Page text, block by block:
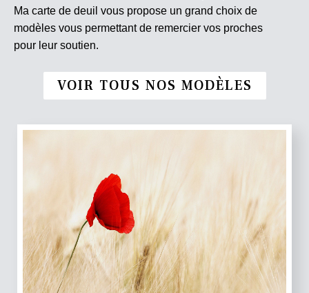
Ma carte de deuil vous propose un grand choix de
modèles vous permettant de remercier vos proches
pour leur soutien.
VOIR TOUS NOS MODÈLES